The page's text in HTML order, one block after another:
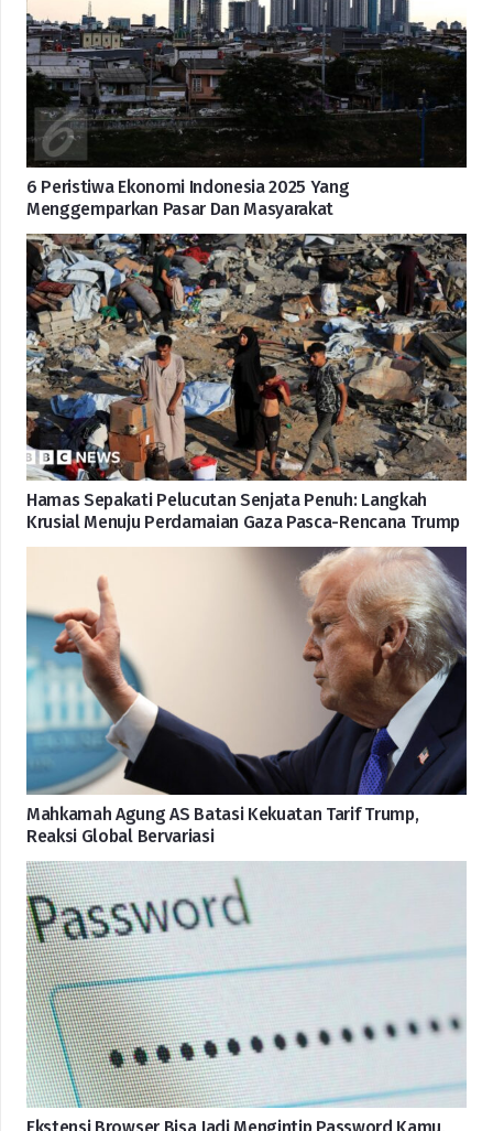
6 Peristiwa Ekonomi Indonesia 2025 Yang
Menggemparkan Pasar Dan Masyarakat
Hamas Sepakati Pelucutan Senjata Penuh: Langkah
Krusial Menuju Perdamaian Gaza Pasca-Rencana Trump
Mahkamah Agung AS Batasi Kekuatan Tarif Trump,
Reaksi Global Bervariasi